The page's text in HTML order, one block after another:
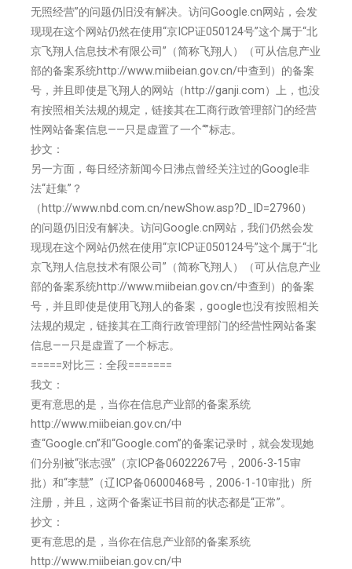
无照经营”的问题仍旧没有解决。访问Google.cn网站，会发
现现在这个网站仍然在使用“京ICP证050124号”这个属于“北
京飞翔人信息技术有限公司”（简称飞翔人）（可从信息产业
部的备案系统http://www.miibeian.gov.cn/中查到）的备案
号，并且即使是飞翔人的网站（http://ganji.com）上，也没
有按照相关法规的规定，链接其在工商行政管理部门的经营
性网站备案信息——只是虚置了一个“”标志。
抄文：
另一方面，每日经济新闻今日沸点曾经关注过的Google非
法“赶集”？
（http://www.nbd.com.cn/newShow.asp?D_ID=27960）
的问题仍旧没有解决。访问Google.cn网站，我们仍然会发
现现在这个网站仍然在使用“京ICP证050124号”这个属于“北
京飞翔人信息技术有限公司”（简称飞翔人）（可从信息产业
部的备案系统http://www.miibeian.gov.cn/中查到）的备案
号，并且即使是使用飞翔人的备案，google也没有按照相关
法规的规定，链接其在工商行政管理部门的经营性网站备案
信息——只是虚置了一个标志。
=====对比三：全段=======
我文：
更有意思的是，当你在信息产业部的备案系统
http://www.miibeian.gov.cn/中
查“Google.cn”和“Google.com”的备案记录时，就会发现她
们分别被“张志强”（京ICP备06022267号，2006-3-15审
批）和“李慧”（辽ICP备06000468号，2006-1-10审批）所
注册，并且，这两个备案证书目前的状态都是“正常”。
抄文：
更有意思的是，当你在信息产业部的备案系统
http://www.miibeian.gov.cn/中